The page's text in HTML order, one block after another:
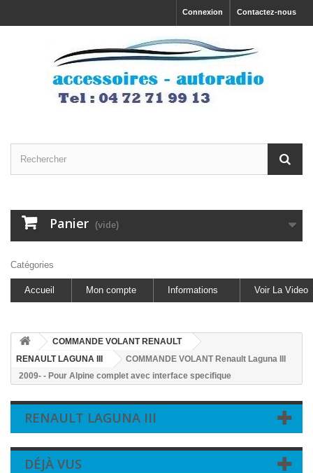
Contactez-nous
Connexion
Panier (vide)
Catégories
Accueil Mon compte Informations Voir La Video
COMMANDE VOLANT RENAULT
RENAULT LAGUNA III
COMMANDE VOLANT Renault Laguna III
2009- - Pour Alpine complet avec interface specifique
RENAULT LAGUNA III
DÉJÀ VUS